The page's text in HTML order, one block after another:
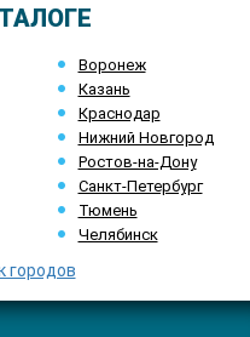
Воронеж
Казань
Краснодар
Нижний Новгород
Ростов-на-Дону
Санкт-Петербург
Тюмень
Челябинск
городов